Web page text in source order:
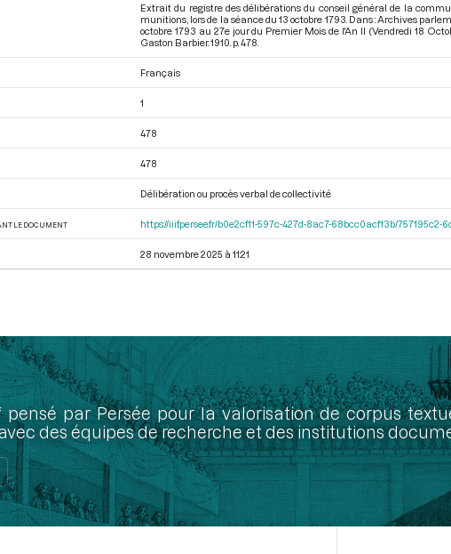
Extrait du registre des délibérations du conseil général de la
munitions, lors de la séance du 13 octobre 1793. Dans : Archives
octobre 1793 au 27e jour du Premier Mois de l'An II (Vendredi 18
Gaston Barbier. 1910. p. 478.
Français
1
478
478
Délibération ou procès verbal de collectivité
LE DOCUMENT https://iiif.persee.fr/b0e2cf11-597c-427d-8ac7-68bcc0acf13b/
28 novembre 2025 à 11:21
pensé par Persée pour la valorisation de corpus
des équipes de recherche et des institutions